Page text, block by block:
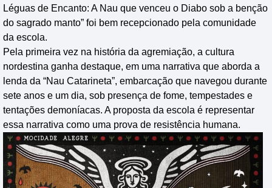
Léguas de Encanto: A Nau que venceu o Diabo sob a benção
do sagrado manto” foi bem recepcionado pela comunidade
da escola.
Pela primeira vez na história da agremiação, a cultura
nordestina ganha destaque, em uma narrativa que aborda a
lenda da “Nau Catarineta”, embarcação que navegou durante
sete anos e um dia, sob presença de fome, tempestades e
tentações demoníacas. A proposta da escola é representar
essa narrativa como uma prova de resistência humana.